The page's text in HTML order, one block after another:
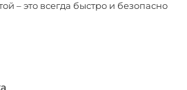
– это всегда быстро и безопасно